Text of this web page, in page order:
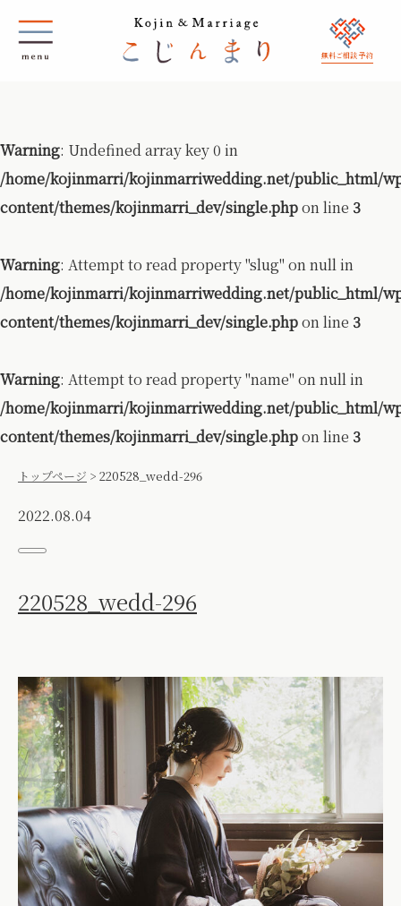
無料ご相談 予約
Warning: Undefined array key 0 in
/home/kojinmarri/kojinmarriwedding.net/public_html/
content/themes/kojinmarri_dev/single.phpon line 3
Warning: Attempt to read property "slug" on null in
/home/kojinmarri/kojinmarriwedding.net/public_html/
content/themes/kojinmarri_dev/single.phpon line 3
Warning: Attempt to read property "name" on null in
/home/kojinmarri/kojinmarriwedding.net/public_html/
content/themes/kojinmarri_dev/single.phpon line 3
トップページ > 220528_wedd-296
2022.08.04
220528_wedd-296